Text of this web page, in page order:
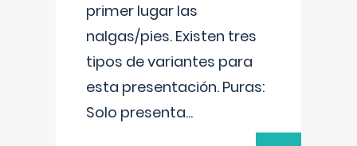
primer lugar las
nalgas/pies. Existen tres
tipos de variantes para
esta presentación. Puras:
Solo presenta...